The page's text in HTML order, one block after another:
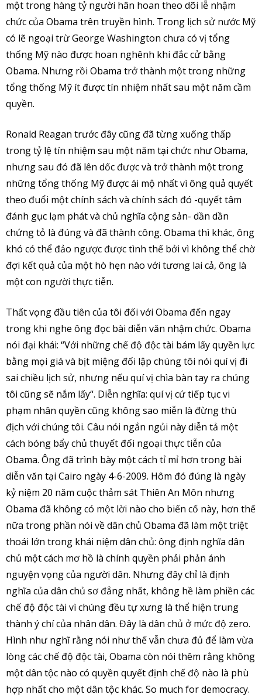
một trong hàng tỷ người hân hoan theo dõi lễ nhậm
chức của Obama trên truyền hình. Trong lịch sử nước Mỹ
có lẽ ngoại trừ George Washington chưa có vị tổng
thống Mỹ nào được hoan nghênh khi đắc cử bằng
Obama. Nhưng rồi Obama trở thành một trong những
tổng thống Mỹ ít được tín nhiệm nhất sau một năm cầm
quyền.
Ronald Reagan trước đây cũng đã từng xuống thấp
trong tỷ lệ tín nhiệm sau một năm tại chức như Obama,
nhưng sau đó đã lên dốc được và trở thành một trong
những tổng thống Mỹ được ái mộ nhất vì ông quả quyết
theo đuổi một chính sách và chính sách đó -quyết tâm
đánh gục lạm phát và chủ nghĩa cộng sản- dần dần
chứng tỏ là đúng và đã thành công. Obama thì khác, ông
khó có thể đảo ngược được tình thế bởi vì không thể chờ
đợi kết quả của một hò hẹn nào với tương lai cả, ông là
một con người thực tiễn.
Thất vọng đầu tiên của tôi đối với Obama đến ngay
trong khi nghe ông đọc bài diễn văn nhậm chức. Obama
nói đại khái: “Với những chế độ độc tài bám lấy quyền lực
bằng mọi giá và bịt miệng đối lập chúng tôi nói quí vị đi
sai chiều lịch sử, nhưng nếu quí vị chìa bàn tay ra chúng
tôi cũng sẽ nắm lấy“. Diễn nghĩa: quí vị cứ tiếp tục vi
phạm nhân quyền cũng không sao miễn là đừng thù
địch với chúng tôi. Câu nói ngắn ngủi này diễn tả một
cách bóng bẩy chủ thuyết đối ngoại thực tiễn của
Obama. Ông đã trình bày một cách tỉ mỉ hơn trong bài
diễn văn tại Cairo ngày 4-6-2009. Hôm đó đúng là ngày
kỷ niệm 20 năm cuộc thảm sát Thiên An Môn nhưng
Obama đã không có một lời nào cho biến cố này, hơn thế
nữa trong phần nói về dân chủ Obama đã làm một triệt
thoái lớn trong khái niệm dân chủ: ông định nghĩa dân
chủ một cách mơ hồ là chính quyền phải phản ánh
nguyện vọng của người dân. Nhưng đây chỉ là định
nghĩa của dân chủ sơ đẳng nhất, không hề làm phiền các
chế độ độc tài vì chúng đều tự xưng là thể hiện trung
thành ý chí của nhân dân. Đây là dân chủ ở mức độ zero.
Hình như nghĩ rằng nói như thế vẫn chưa đủ để làm vừa
lòng các chế độ độc tài, Obama còn nói thêm rằng không
một dân tộc nào có quyền quyết định chế độ nào là phù
hợp nhất cho một dân tộc khác. So much for democracy.